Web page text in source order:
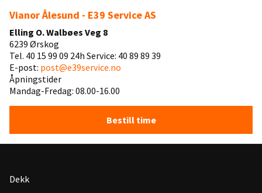
Vianor Ålesund - E39 Service AS
Elling O. Walbøes Veg 8
6239 Ørskog
Tel. 40 15 99 09 24h Service: 40 89 89 39
E-post: post@e39service.no
Åpningstider
Mandag-Fredag: 08.00-16.00
Bestill time
Dekk